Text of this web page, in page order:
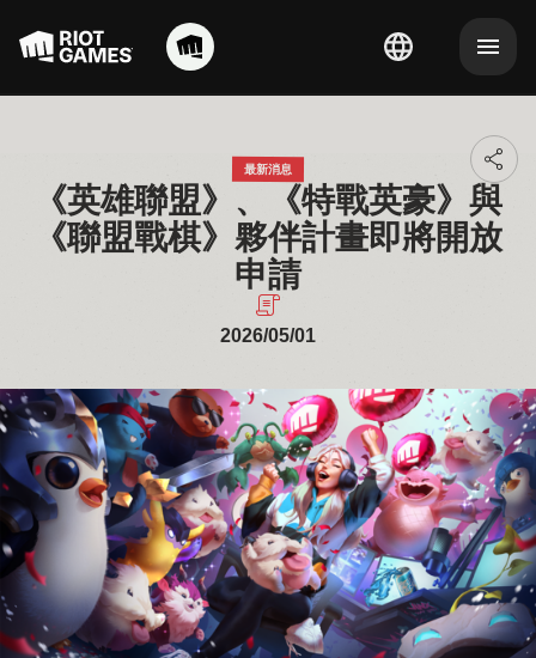
最新消息
《英雄聯盟》、《特戰英豪》與
《聯盟戰棋》夥伴計畫即將開放
申請
2026/05/01